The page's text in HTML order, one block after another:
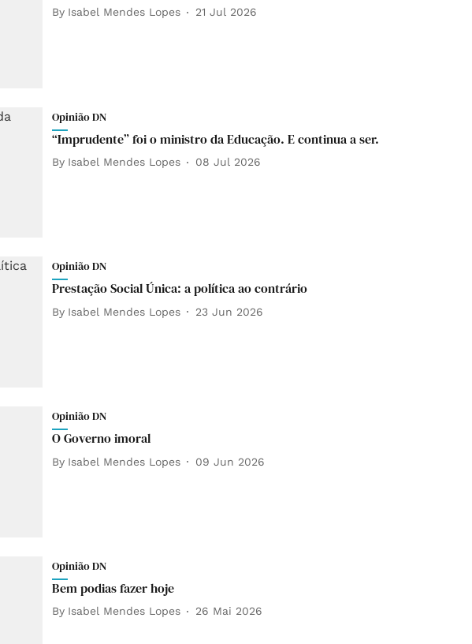
By Isabel Mendes Lopes 21 Jul 2026
Opinião DN
“Imprudente” foi o ministro da Educação. E continua a ser.
By Isabel Mendes Lopes 08 Jul 2026
Opinião DN
Prestação Social Única: a política ao contrário
By Isabel Mendes Lopes 23 Jun 2026
Opinião DN
O Governo imoral
By Isabel Mendes Lopes 09 Jun 2026
Opinião DN
Bem podias fazer hoje
By Isabel Mendes Lopes 26 Mai 2026